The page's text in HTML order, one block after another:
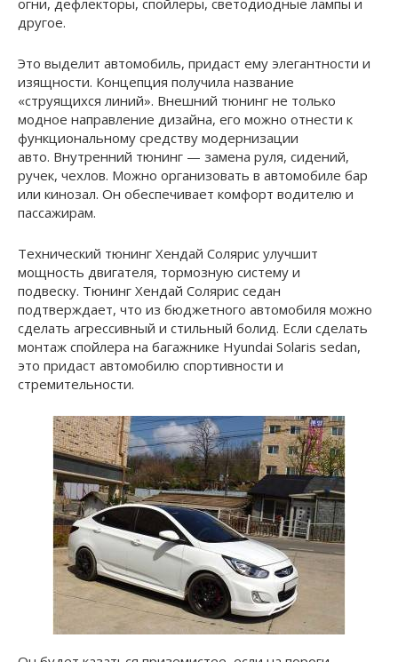
огни, дефлекторы, спойлеры, светодиодные лампы и
другое.
Это выделит автомобиль, придаст ему элегантности и
изящности. Концепция получила название
«струящихся линий». Внешний тюнинг не только
модное направление дизайна, его можно отнести к
функциональному средству модернизации
авто. Внутренний тюнинг — замена руля, сидений,
ручек, чехлов. Можно организовать в автомобиле бар
или кинозал. Он обеспечивает комфорт водителю и
пассажирам.
Технический тюнинг Хендай Солярис улучшит
мощность двигателя, тормозную систему и
подвеску. Тюнинг Хендай Солярис седан
подтверждает, что из бюджетного автомобиля можно
сделать агрессивный и стильный болид. Если сделать
монтаж спойлера на багажнике Hyundai Solaris sedan,
это придаст автомобилю спортивности и
стремительности.